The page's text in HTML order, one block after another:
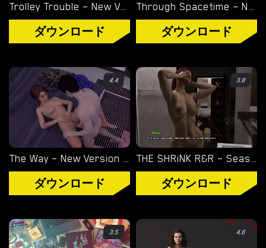
ロ
ド
ダウンロード
ANDROID ポルノ ゲーム
WINDOWS ポルノ ゲーム
MACOS ポルノ ゲーム
LINUX ポルノ ゲーム
デバイス
Trolley Trouble – New Version 0.19.0 [NTRaction]
ダウンロード
Through Spacetime – New Final Version 1.0 (Full Game) [Empiric]
ダウンロード
4.4
The Way – New Version 0.37a [Zee95]
ダウンロード
3.8
THE SHRiNK R&R – Season 2 – Version 2.4 – Added Android Port [OneManVN]
ダウンロード
3.5 4.6